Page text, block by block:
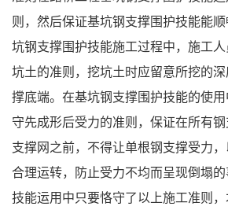
则，然后保证基坑钢支撑围护技能能
坑钢支撑围护技能施工过程中，施工
坑土的准则，挖坑土时应留意所挖的
撑底端。在基坑钢支撑围护技能的使
守先成形后受力的准则，保证在所有
支撑网之前，不得让单根钢支撑受力
合理运转，防止受力不均而呈现倒塌
技能运用中只要恪守了以上施工准则